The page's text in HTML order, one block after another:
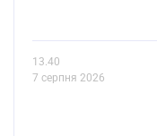
13.40
7 серпня 2026